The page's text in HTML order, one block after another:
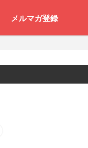
メルマガ登録